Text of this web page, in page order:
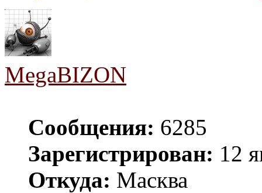
MegaBIZON
Сообщения: 6285
Зарегистрирован: 12
Откуда: Масква